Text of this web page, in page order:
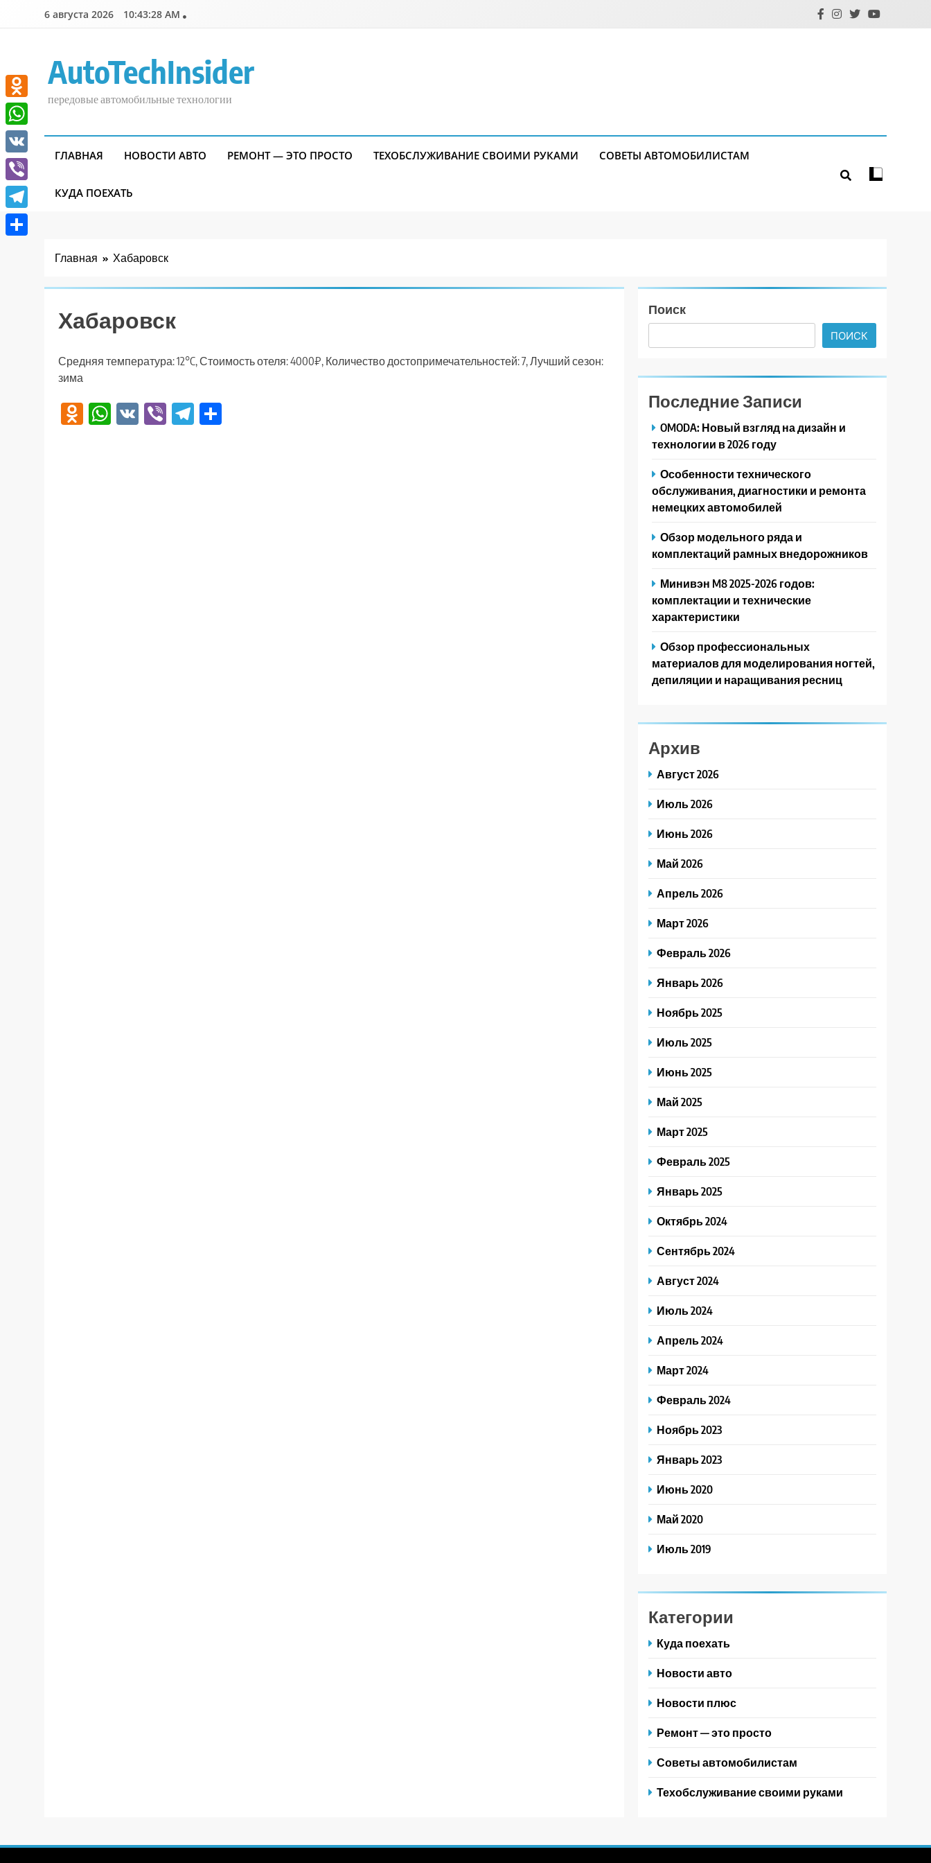
6 августа 2026 10:43:28 AM
AutoTechInsider
передовые автомобильные технологии
ГЛАВНАЯ НОВОСТИ АВТО РЕМОНТ — ЭТО ПРОСТО ТЕХОБСЛУЖИВАНИЕ СВОИМИ РУКАМИ СОВЕТЫ АВТОМОБИЛИСТАМ
КУДА ПОЕХАТЬ
Главная Хабаровск
Хабаровск
Средняя температура: 12°C, Стоимость отеля: 4000₽, Количество достопримечательностей: 7, Лучший сезон:
зима
Odnoklassniki
WhatsApp
VK ViberTelegram
Поиск
ПОИСК
Последние Записи
OMODA: Новый взгляд на дизайн и
технологии в 2026 году
Особенности технического
обслуживания, диагностики и ремонта
немецких автомобилей
Обзор модельного ряда и
комплектаций рамных внедорожников
Минивэн M8 2025-2026 годов:
комплектации и технические
характеристики
Обзор профессиональных
материалов для моделирования ногтей,
депиляции и наращивания ресниц
Архив
Август 2026
Июль 2026
Июнь 2026
Май 2026
Апрель 2026
Март 2026
Февраль 2026
Январь 2026
Ноябрь 2025
Июль 2025
Июнь 2025
Май 2025
Март 2025
Февраль 2025
Январь 2025
Октябрь 2024
Сентябрь 2024
Август 2024
Июль 2024
Апрель 2024
Март 2024
Февраль 2024
Ноябрь 2023
Январь 2023
Июнь 2020
Май 2020
Июль 2019
Категории
Куда поехать
Новости авто
Новости плюс
Ремонт — это просто
Советы автомобилистам
Техобслуживание своими руками
Odnoklassniki
WhatsApp
VK
Viber
Telegram